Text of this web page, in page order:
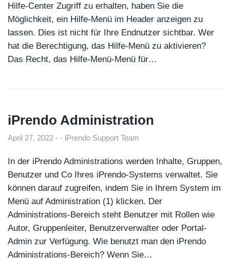
Hilfe-Center Zugriff zu erhalten, haben Sie die
Möglichkeit, ein Hilfe-Menü im Header anzeigen zu
lassen. Dies ist nicht für Ihre Endnutzer sichtbar. Wer
hat die Berechtigung, das Hilfe-Menü zu aktivieren?
Das Recht, das Hilfe-Menü-Menü für…
iPrendo Administration
April 27, 2022 iPrendo Support Team
In der iPrendo Administrations werden Inhalte, Gruppen,
Benutzer und Co Ihres iPrendo-Systems verwaltet. Sie
können darauf zugreifen, indem Sie in Ihrem System im
Menü auf Administration (1) klicken. Der
Administrations-Bereich steht Benutzer mit Rollen wie
Autor, Gruppenleiter, Benutzerverwalter oder Portal-
Admin zur Verfügung. Wie benutzt man den iPrendo
Administrations-Bereich? Wenn Sie…